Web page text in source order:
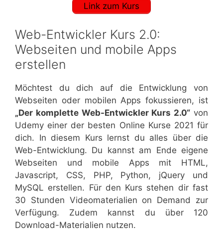
Link zum Kurs
Web-Entwickler Kurs 2.0:
Webseiten und mobile Apps
erstellen
Möchtest du dich auf die Entwicklung von
Webseiten oder mobilen Apps fokussieren, ist
„Der komplette Web-Entwickler Kurs 2.0“ von
Udemy einer der besten Online Kurse 2021 für
dich. In diesem Kurs lernst du alles über die
Web-Entwicklung. Du kannst am Ende eigene
Webseiten und mobile Apps mit HTML,
Javascript, CSS, PHP, Python, jQuery und
MySQL erstellen. Für den Kurs stehen dir fast
30 Stunden Videomaterialien on Demand zur
Verfügung. Zudem kannst du über 120
Download-Materialien nutzen.